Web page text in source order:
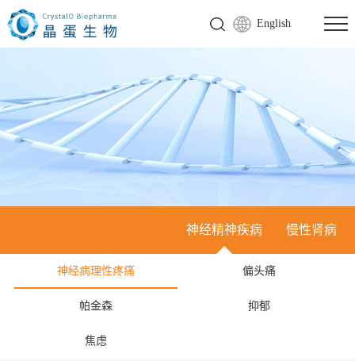
English
神经精神疾病 慢性肾病
神经病理性疼痛 偏头痛
帕金森 抑郁
焦虑